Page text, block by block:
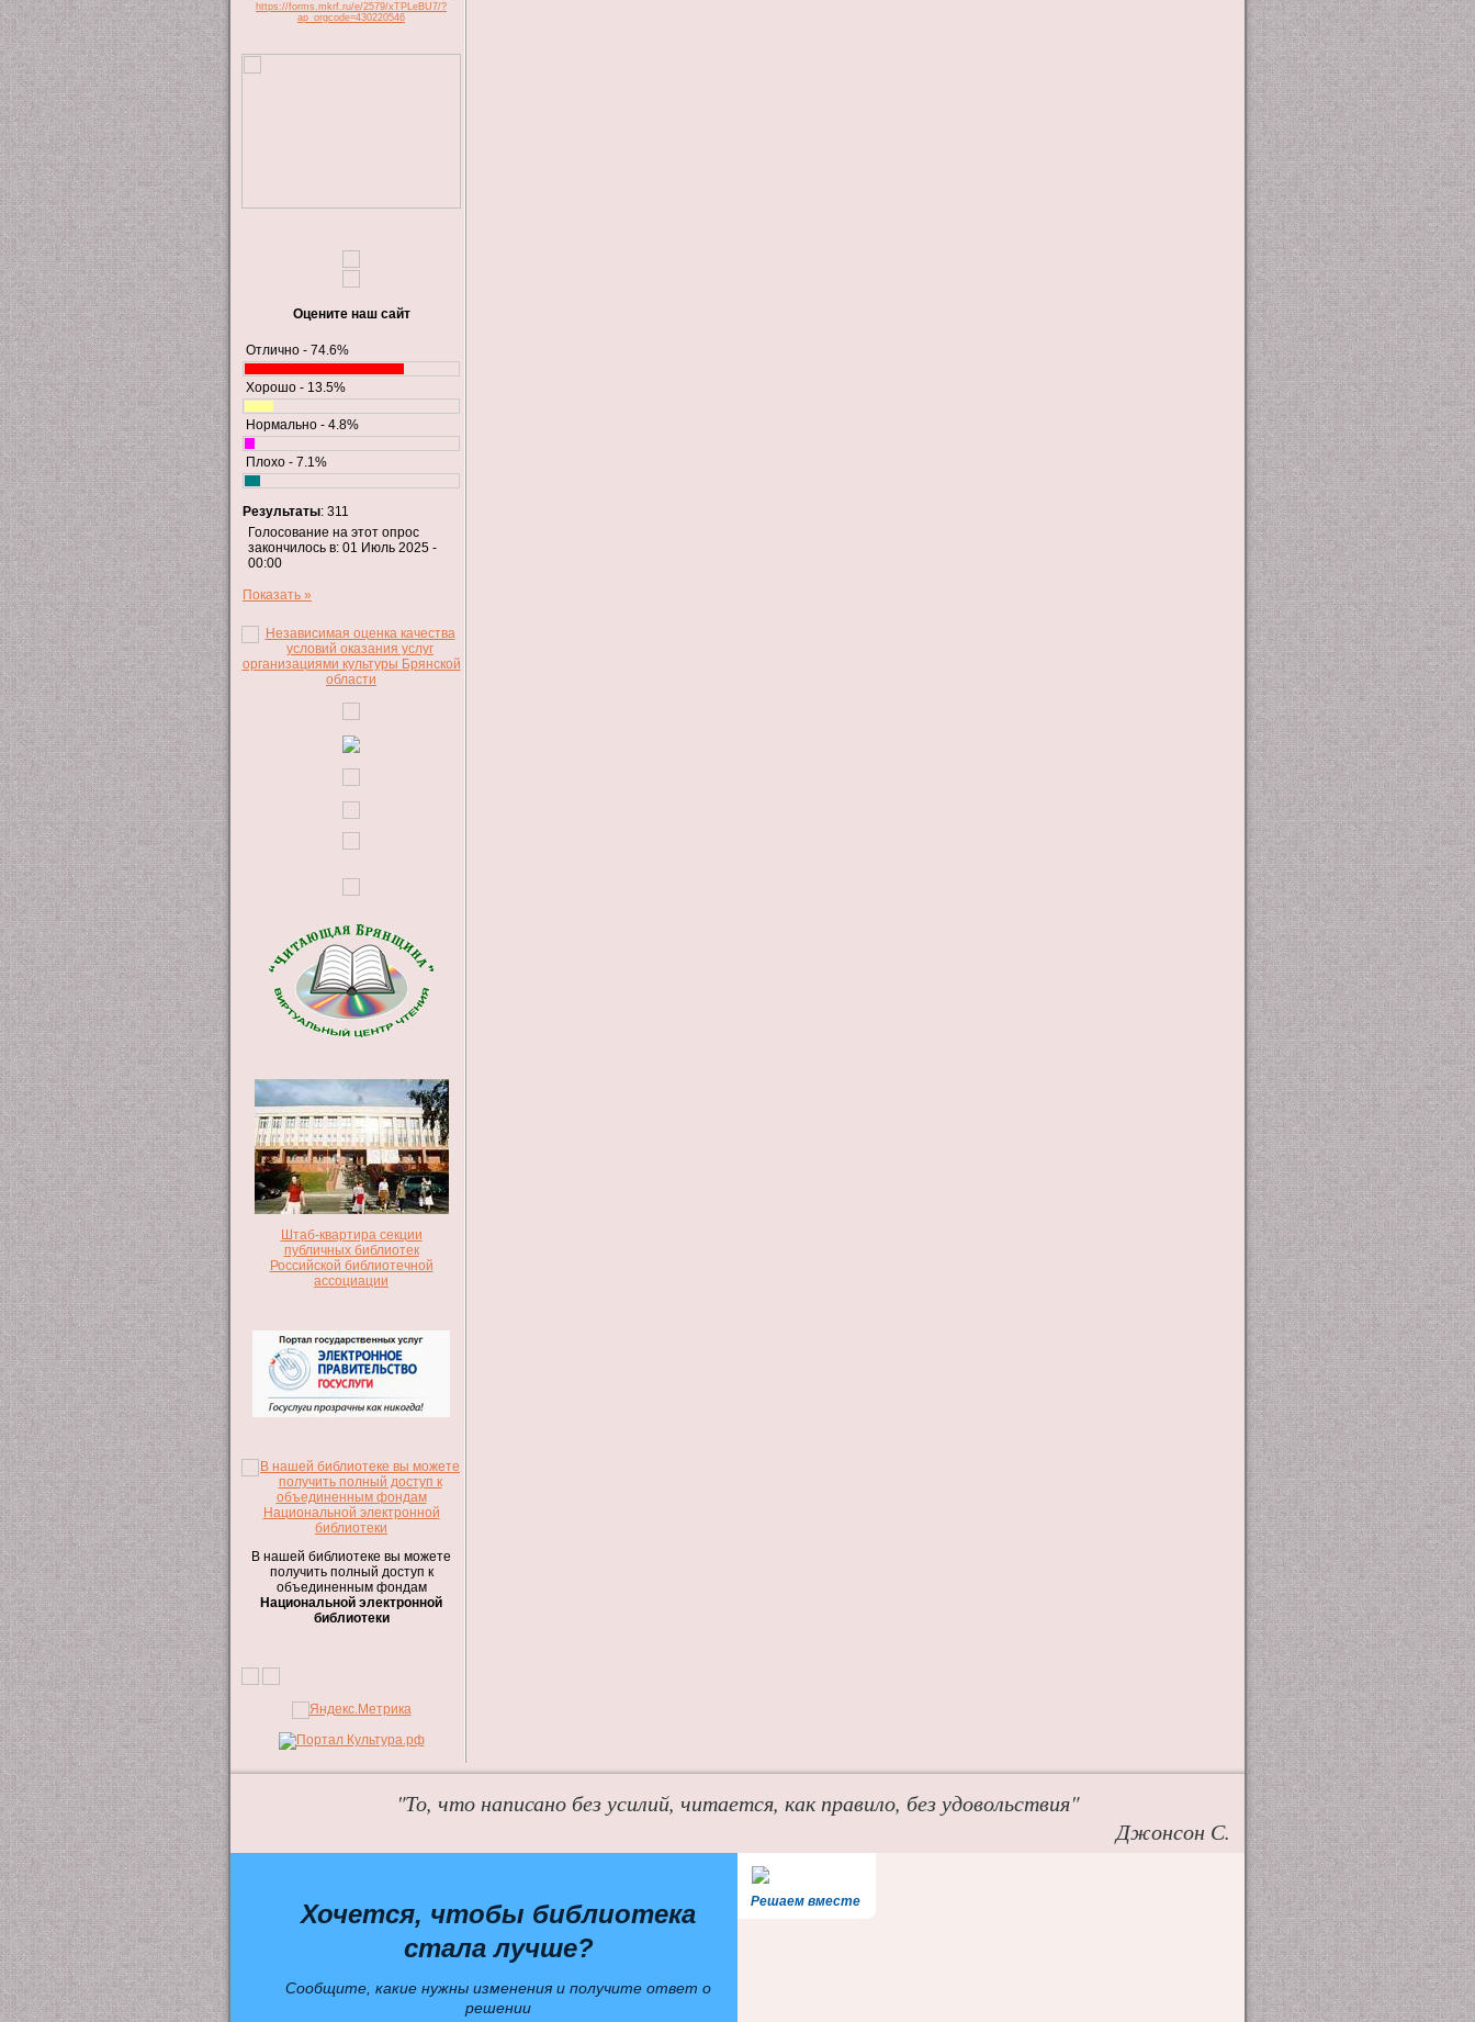
https://forms.mkrf.ru/e/2579/xTPLeBU7/?
ap_orgcode=430220546
Оцените наш сайт
Отлично - 74.6%
Хорошо - 13.5%
Нормально - 4.8%
Плохо - 7.1%
Результаты: 311
Голосование на этот опрос
закончилось в: 01 Июль 2025 -
00:00
Показать »
Штаб-квартира секции
публичных библиотек
Российской библиотечной
ассоциации
В нашей библиотеке вы можете
получить полный доступ к
объединенным фондам
Национальной электронной
библиотеки
"То, что написано без усилий, читается, как правило, без удовольствия"
Джонсон С.
Решаем вместе
Хочется, чтобы библиотека
стала лучше?
Сообщите, какие нужны изменения и получите ответ о
решении